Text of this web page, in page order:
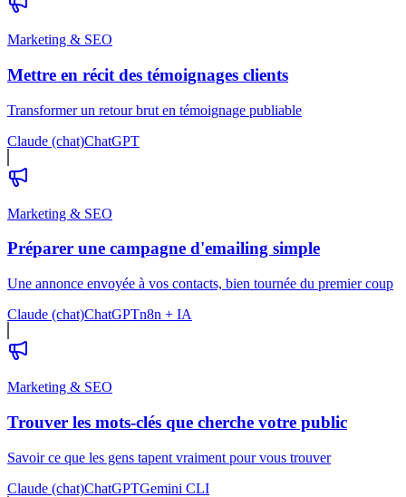
Marketing & SEO
Mettre en récit des témoignages clients
Transformer un retour brut en témoignage publiable
Claude (chat)ChatGPT
Marketing & SEO
Préparer une campagne d'emailing simple
Une annonce envoyée à vos contacts, bien tournée du premier coup
Claude (chat)ChatGPTn8n + IA
Marketing & SEO
Trouver les mots-clés que cherche votre public
Savoir ce que les gens tapent vraiment pour vous trouver
Claude (chat)ChatGPTGemini CLI